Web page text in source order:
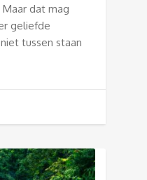
Maar dat mag
geliefde
tussen staan